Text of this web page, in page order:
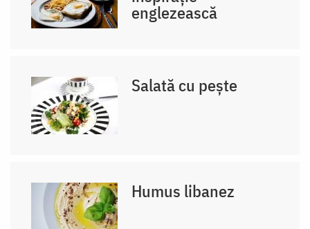
englezească
Salată cu pește
Humus libanez